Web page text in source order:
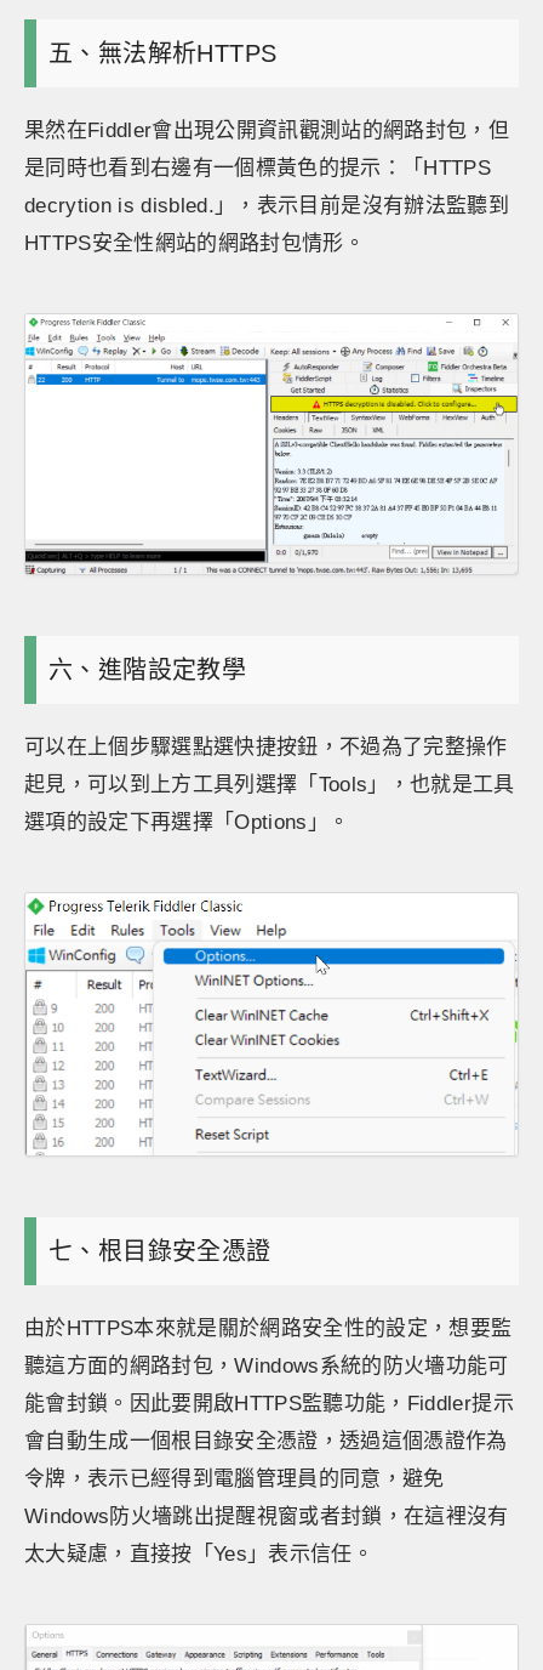
五、無法解析HTTPS
果然在Fiddler會出現公開資訊觀測站的網路封包，但
是同時也看到右邊有一個標黃色的提示：「HTTPS
decrytion is disbled.」，表示目前是沒有辦法監聽到
HTTPS安全性網站的網路封包情形。
六、進階設定教學
可以在上個步驟選點選快捷按鈕，不過為了完整操作
起見，可以到上方工具列選擇「Tools」，也就是工具
選項的設定下再選擇「Options」。
七、根目錄安全憑證
由於HTTPS本來就是關於網路安全性的設定，想要監
聽這方面的網路封包，Windows系統的防火墻功能可
能會封鎖。因此要開啟HTTPS監聽功能，Fiddler提示
會自動生成一個根目錄安全憑證，透過這個憑證作為
令牌，表示已經得到電腦管理員的同意，避免
Windows防火墻跳出提醒視窗或者封鎖，在這裡沒有
太大疑慮，直接按「Yes」表示信任。